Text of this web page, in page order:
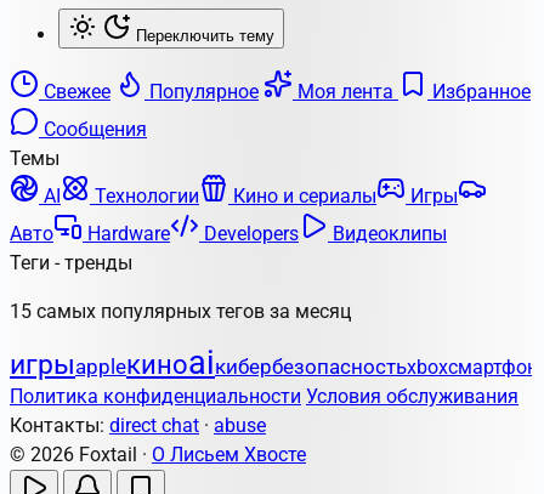
Переключить тему
Свежее Популярное Моя лента
Избранное
Сообщения
Темы
AI
Технологии Кино и сериалы
Игры
Авто
Hardware Developers
Видеоклипы
Теги - тренды
15 самых популярных тегов за месяц
игрыappleкиноaiкибербезопасностьxbox
Политика конфиденциальности Условия обслуживания
Контакты: direct chat · abuse
© 2026 Foxtail · О Лисьем Хвосте